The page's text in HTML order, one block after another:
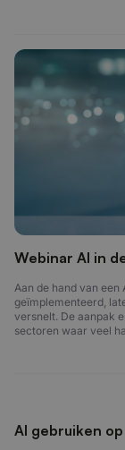
Webinar AI in
Aan de hand van
geïmplementeerd,
versnelt. De aanpak
sectoren waar veel
AI gebruiken